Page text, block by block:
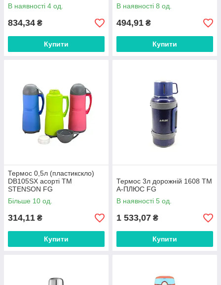
В наявності 4 од.
834,34 ₴
Купити
В наявності 8 од.
494,91 ₴
Купити
Термос 0,5л (пластикскло)
DB105SX асорті ТМ
STENSON FG
Більше 10 од.
314,11 ₴
Купити
Термос 3л дорожній 1608 ТМ
А-ПЛЮС FG
В наявності 5 од.
1 533,07 ₴
Купити